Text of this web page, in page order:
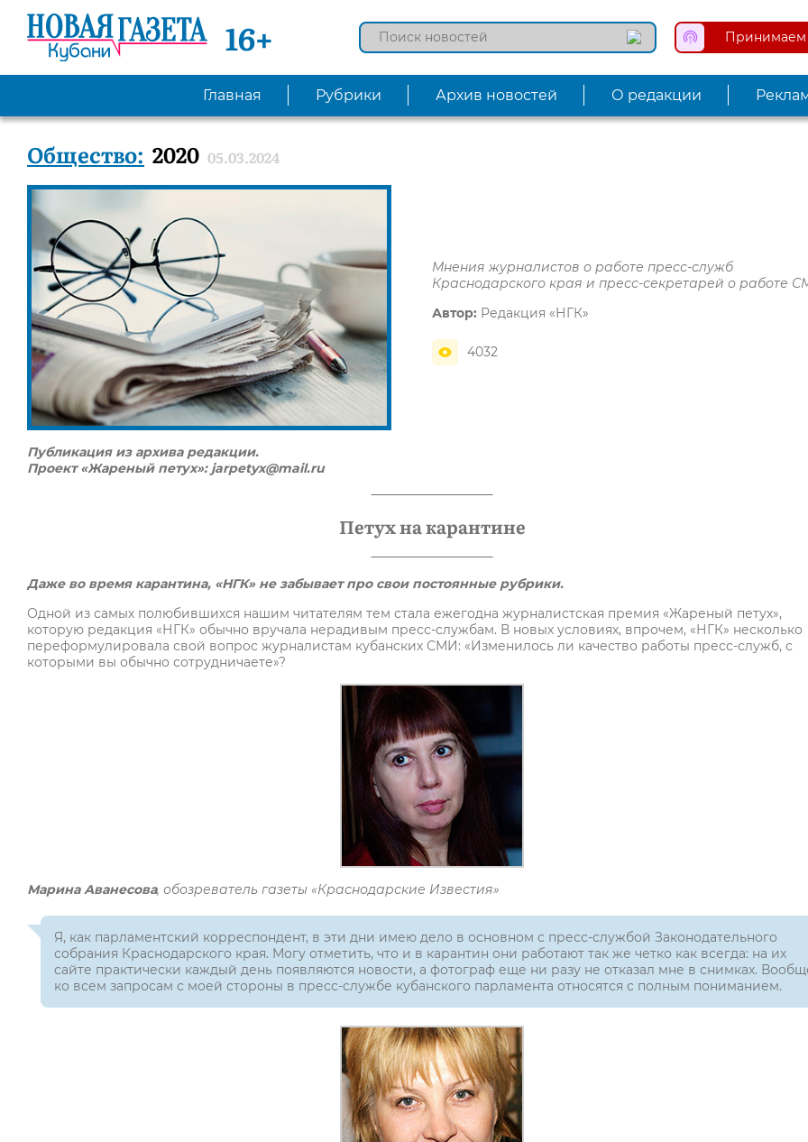
16+ Принимаем
Главная Рубрики Архив новостей О редакции
Общество: 2020 05.03.2024
Мнения журналистов о работе пресс-служб
Краснодарского края и пресс-секретарей о работе
Автор: Редакция «НГК»
4032
Публикация из архива редакции.
Проект «Жареный петух»: jarpetyx@mail.ru
Петух на карантине
Даже во время карантина, «НГК» не забывает про свои постоянные рубрики.
Одной из самых полюбившихся нашим читателям тем стала ежегодна журналистская премия «Жареный петух»,
которую редакция «НГК» обычно вручала нерадивым пресс-службам. В новых условиях, впрочем, «НГК» несколько
переформулировала свой вопрос журналистам кубанских СМИ: «Изменилось ли качество работы пресс-служб, с
которыми вы обычно сотрудничаете»?
Марина Аванесова, обозреватель газеты «Краснодарские Известия»
Я, как парламентский корреспондент, в эти дни имею дело в основном с пресс-службой Законодательного
собрания Краснодарского края. Могу отметить, что и в карантин они работают так же четко как всегда: на их
сайте практически каждый день появляются новости, а фотограф еще ни разу не отказал мне в снимках.
ко всем запросам с моей стороны в пресс-службе кубанского парламента относятся с полным пониманием.